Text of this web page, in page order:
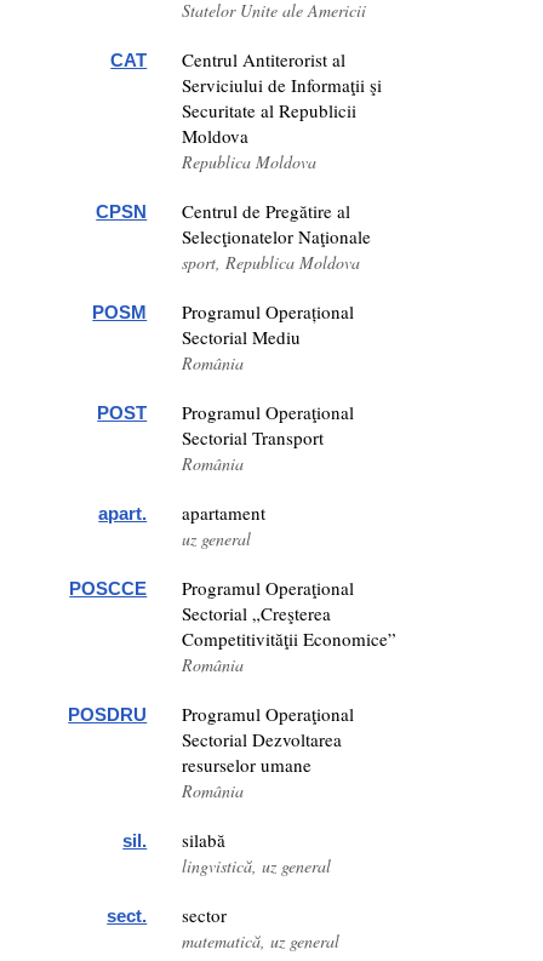
Statelor Unite ale Americii
CAT
Centrul Antiterorist al
Serviciului de Informaţii şi
Securitate al Republicii
Moldova
Republica Moldova
CPSN
Centrul de Pregătire al
Selecţionatelor Naţionale
sport, Republica Moldova
POSM
Programul Operațional
Sectorial Mediu
România
POST
Programul Operaţional
Sectorial Transport
România
apart. apartament
uz general
POSCCE
Programul Operaţional
Sectorial „Creşterea
Competitivităţii Economice”
România
POSDRU
Programul Operaţional
Sectorial Dezvoltarea
resurselor umane
România
sil. silabă
lingvistică, uz general
sect. sector
matematică, uz general